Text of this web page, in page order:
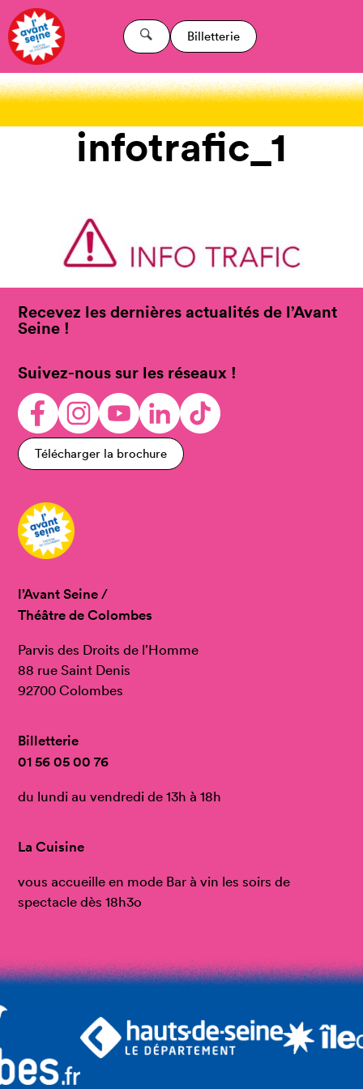
Billetterie
infotrafic_1
Recevez les dernières actualités de l’Avant
Seine !
Suivez-nous sur les réseaux !
Télécharger la brochure
l’Avant Seine /
Théâtre de Colombes
Parvis des Droits de l’Homme
88 rue Saint Denis
92700 Colombes
Billetterie
01 56 05 00 76
du lundi au vendredi de 13h à 18h
La Cuisine
vous accueille en mode Bar à vin les soirs de
spectacle dès 18h3o